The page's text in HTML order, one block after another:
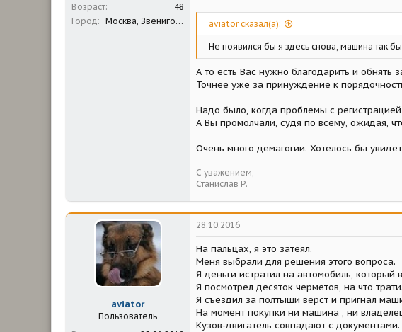
Возраст
48
Город
Москва, Звенигород aviator сказал(а):
Не появился бы я здесь снова, машина так
А то есть Вас нужно благодарить и обнять
Точнее уже за принуждение к
Надо было, когда проблемы с
А Вы промолчали, судя по всему, ожидая,
Очень много демагогии. Хотелось бы
С уважением,
Станислав Р.
aviator
Пользователь
28.10.2016
На пальцах, я это затеял.
Меня выбрали для решения этого вопроса.
Я деньги истратил на автомобиль,
Я посмотрел десяток черметов, на что
Я съездил за полтыщи верст и пригнал
На момент покупки ни машина , ни
Кузов-двигатель совпадают с документами.